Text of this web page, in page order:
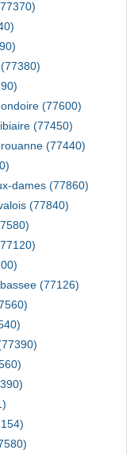
(77600)
(77450)
(77440)
dames (77860)
(77840)
(77126)